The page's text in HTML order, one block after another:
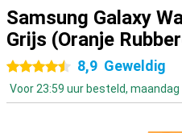
Samsung Galaxy
Grijs (Oranje
4.5 sterren
8,9 Geweldig
Voor 23:59 uur besteld, maandag